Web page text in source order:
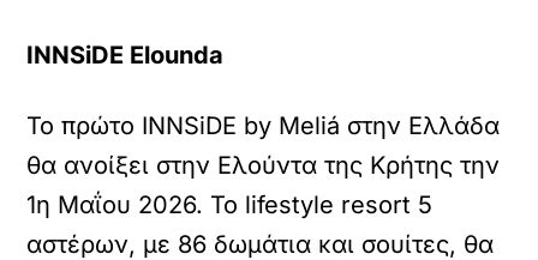
INNSiDE Elounda
Το πρώτο INNSiDE by Meliá στην Ελλάδα
θα ανοίξει στην Ελούντα της Κρήτης την
1η Μαΐου 2026. Το lifestyle resort 5
αστέρων, με 86 δωμάτια και σουίτες, θα